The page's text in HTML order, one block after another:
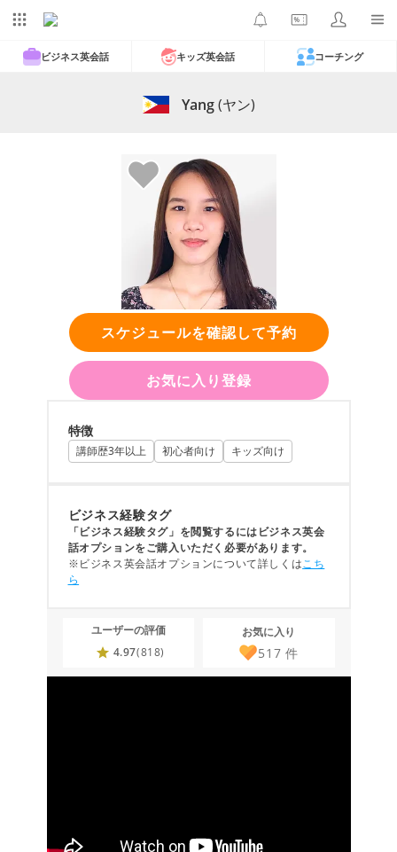
ビジネス英会話 キッズ英会話 コーチング
Yang(ヤン)
スケジュールを確認して予約
お気に入り登録
特徴
講師歴3年以上 初心者向け キッズ向け
ビジネス経験タグ
「ビジネス経験タグ」を閲覧するにはビジネス英会
話オプションをご購入いただく必要があります。
※ビジネス英会話オプションについて詳しくはこち
ら
ユーザーの評価
4.97(818)
お気に入り
517 件